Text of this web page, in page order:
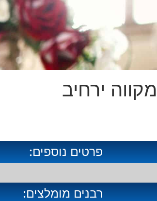
מקווה ירחיב
פרטים נוספים:
רבנים מומלצים: